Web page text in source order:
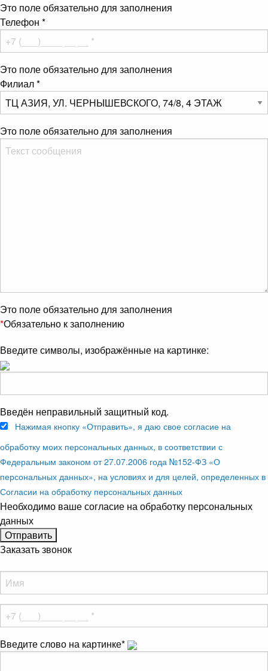
Это поле обязательно для заполнения
Телефон *
Это поле обязательно для заполнения
Филиал*
Это поле обязательно для заполнения
Это поле обязательно для заполнения
*Обязательно к заполнению
Введите символы, изображённые на картинке:
Введён неправильный защитный код.
Нажимая кнопку «Отправить», я даю свое согласие на
обработку моих персональных данных, в соответствии с
Федеральным законом от 27.07.2006 года №152-ФЗ «О
персональных данных», на условиях и для целей, определенных в
Согласии на обработку персональных данных
Необходимо ваше согласие на обработку персональных
данных
Заказать звонок
Введите слово на картинке*